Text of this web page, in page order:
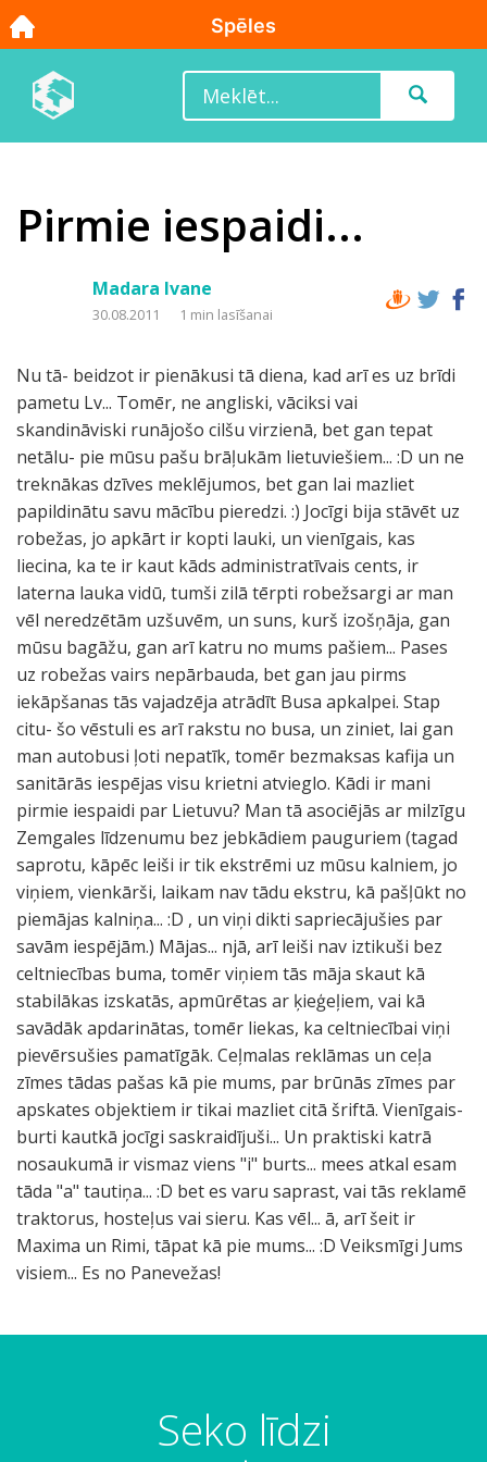
Pirmie iespaidi...
Madara Ivane
30.08.2011 1 min lasīšanai
Nu tā- beidzot ir pienākusi tā diena, kad arī es uz brīdi
pametu Lv... Tomēr, ne angliski, vāciksi vai
skandināviski runājošo cilšu virzienā, bet gan tepat
netālu- pie mūsu pašu brāļukām lietuviešiem... :D un ne
treknākas dzīves meklējumos, bet gan lai mazliet
papildinātu savu mācību pieredzi. :) Jocīgi bija stāvēt uz
robežas, jo apkārt ir kopti lauki, un vienīgais, kas
liecina, ka te ir kaut kāds administratīvais cents, ir
laterna lauka vidū, tumši zilā tērpti robežsargi ar man
vēl neredzētām uzšuvēm, un suns, kurš izošņāja, gan
mūsu bagāžu, gan arī katru no mums pašiem... Pases
uz robežas vairs nepārbauda, bet gan jau pirms
iekāpšanas tās vajadzēja atrādīt Busa apkalpei. Stap
citu- šo vēstuli es arī rakstu no busa, un ziniet, lai gan
man autobusi ļoti nepatīk, tomēr bezmaksas kafija un
sanitārās iespējas visu krietni atvieglo. Kādi ir mani
pirmie iespaidi par Lietuvu? Man tā asociējās ar milzīgu
Zemgales līdzenumu bez jebkādiem pauguriem (tagad
saprotu, kāpēc leiši ir tik ekstrēmi uz mūsu kalniem, jo
viņiem, vienkārši, laikam nav tādu ekstru, kā pašļūkt no
piemājas kalniņa... :D , un viņi dikti sapriecājušies par
savām iespējām.) Mājas... njā, arī leiši nav iztikuši bez
celtniecības buma, tomēr viņiem tās māja skaut kā
stabilākas izskatās, apmūrētas ar ķieģeļiem, vai kā
savādāk apdarinātas, tomēr liekas, ka celtniecībai viņi
pievērsušies pamatīgāk. Ceļmalas reklāmas un ceļa
zīmes tādas pašas kā pie mums, par brūnās zīmes par
apskates objektiem ir tikai mazliet citā šriftā. Vienīgais-
burti kautkā jocīgi saskraidījuši... Un praktiski katrā
nosaukumā ir vismaz viens "i" burts... mees atkal esam
tāda "a" tautiņa... :D bet es varu saprast, vai tās reklamē
traktorus, hosteļus vai sieru. Kas vēl... ā, arī šeit ir
Maxima un Rimi, tāpat kā pie mums... :D Veiksmīgi Jums
visiem... Es no Panevežas!
Seko līdzi